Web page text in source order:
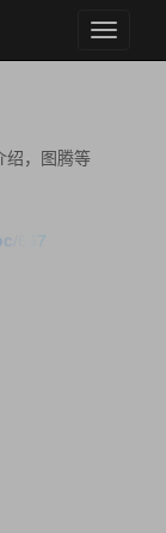
Toggle
绍，图腾等
667